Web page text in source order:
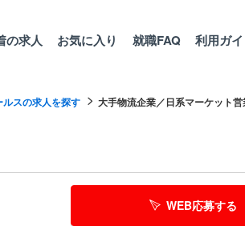
の求人 お気に入り 就職FAQ 利用ガ
スの求人を探す 大手物流企業／日系マーケット
WEB応募する